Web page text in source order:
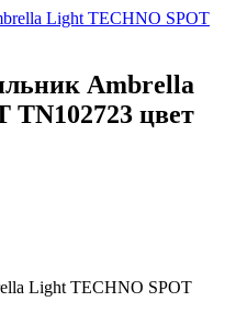
Ambrella
TN102723 цвет
Light TECHNO SPOT